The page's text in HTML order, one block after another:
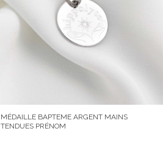
MÉDAILLE BAPTEME ARGENT MAINS
TENDUES PRÉNOM